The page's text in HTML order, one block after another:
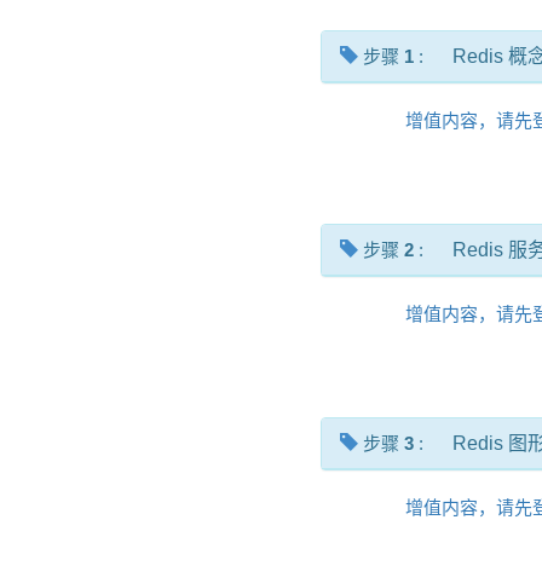
步骤 1 : Redis 概
增值内容，请先
步骤 2 : Redis 服
增值内容，请先
步骤 3 : Redis 图
增值内容，请先